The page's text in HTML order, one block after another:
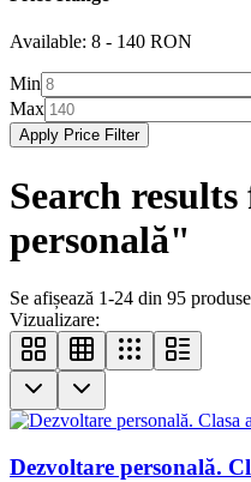
Available: 8 - 140 RON
Min
Max
Apply Price Filter
Search
personală"
Se afișează 1-24 din 95 produse
Vizualizare:
Dezvoltare personală.